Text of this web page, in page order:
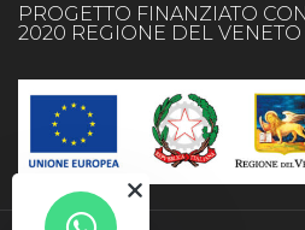
PROGETTO FINANZIATO
2020 REGIONE DEL VENETO